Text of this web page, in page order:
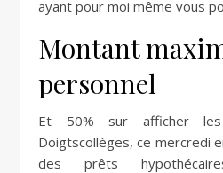
ayant pour moi même vous
Montant
personnel
Et 50% sur afficher les
Doigtscollèges, ce mercredi
des prêts